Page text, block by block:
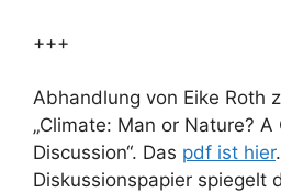
+++
Abhandlung von Eike Roth
„Climate: Man or Nature?
Discussion“. Das pdf ist hier
Diskussionspapier spiegelt